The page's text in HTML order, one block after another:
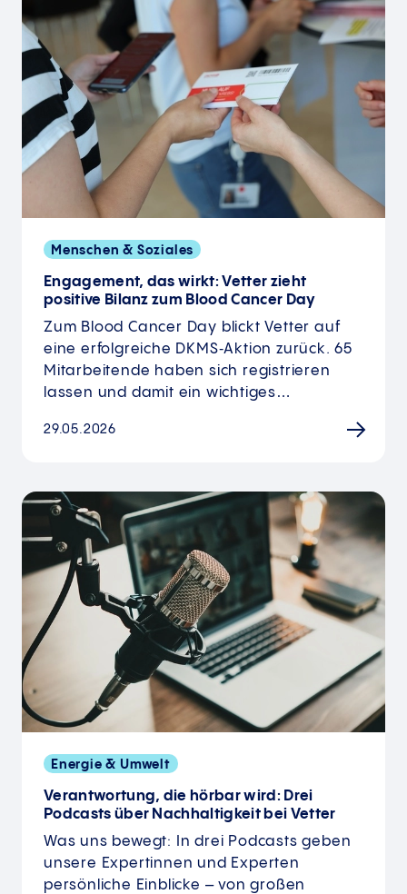
Menschen & Soziales
Engagement, das wirkt: Vetter zieht
positive Bilanz zum Blood Cancer Day
Zum Blood Cancer Day blickt Vetter auf
eine erfolgreiche DKMS‑Aktion zurück. 65
Mitarbeitende haben sich registrieren
lassen und damit ein wichtiges…
29.05.2026
Energie & Umwelt
Verantwortung, die hörbar wird: Drei
Podcasts über Nachhaltigkeit bei Vetter
Was uns bewegt: In drei Podcasts geben
unsere Expertinnen und Experten
persönliche Einblicke – von großen